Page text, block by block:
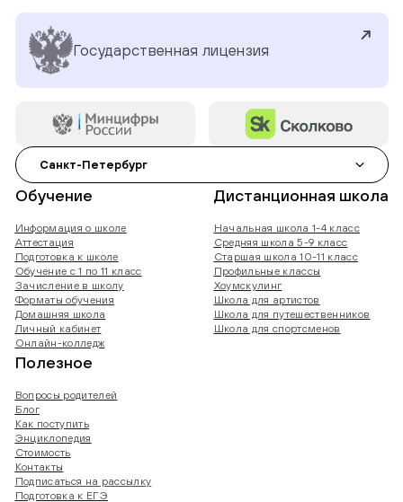
Государственная лицензия
Санкт-Петербург
Обучение
Информация о школе
Аттестация
Подготовка к школе
Обучение с 1 по 11 класс
Зачисление в школу
Форматы обучения
Домашняя школа
Личный кабинет
Онлайн-колледж
Дистанционная школа
Начальная школа 1-4 класс
Средняя школа 5-9 класс
Старшая школа 10-11 класс
Профильные классы
Хоумскулинг
Школа для артистов
Школа для путешественников
Школа для спортсменов
Полезное
Вопросы родителей
Блог
Как поступить
Энциклопедия
Стоимость
Контакты
Подписаться на рассылку
Подготовка к ЕГЭ